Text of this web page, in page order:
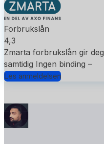
Forbrukslån
4,3
Zmarta forbrukslån gir
samtidig Ingen binding –
Les anmeldelsen